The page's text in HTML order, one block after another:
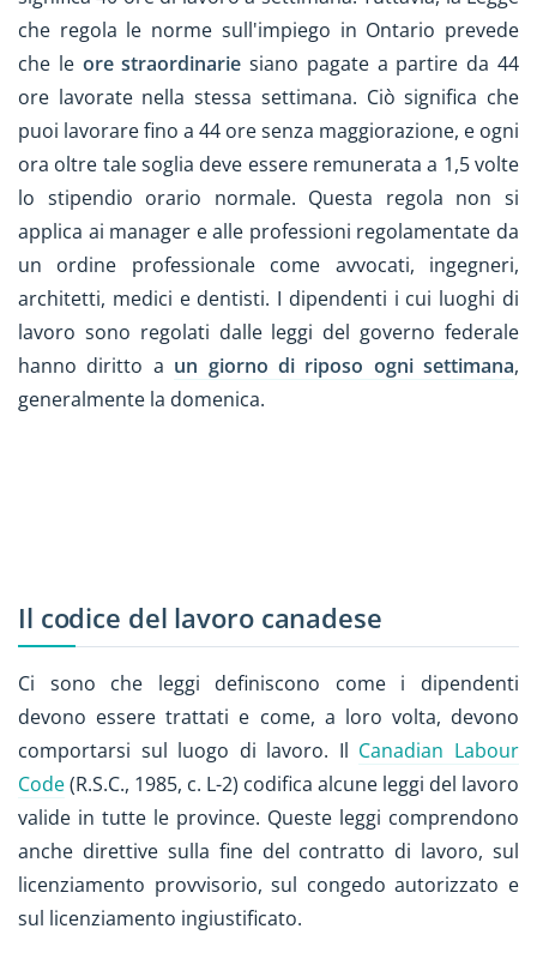
che regola le norme sull'impiego in Ontario prevede
che le ore straordinarie siano pagate a partire da 44
ore lavorate nella stessa settimana. Ciò significa che
puoi lavorare fino a 44 ore senza maggiorazione, e ogni
ora oltre tale soglia deve essere remunerata a 1,5 volte
lo stipendio orario normale. Questa regola non si
applica ai manager e alle professioni regolamentate da
un ordine professionale come avvocati, ingegneri,
architetti, medici e dentisti. I dipendenti i cui luoghi di
lavoro sono regolati dalle leggi del governo federale
hanno diritto a un giorno di riposo ogni settimana,
generalmente la domenica.
Il codice del lavoro canadese
Ci sono che leggi definiscono come i dipendenti
devono essere trattati e come, a loro volta, devono
comportarsi sul luogo di lavoro. Il Canadian Labour
Code(R.S.C., 1985, c. L-2) codifica alcune leggi del lavoro
valide in tutte le province. Queste leggi comprendono
anche direttive sulla fine del contratto di lavoro, sul
licenziamento provvisorio, sul congedo autorizzato e
sul licenziamento ingiustificato.